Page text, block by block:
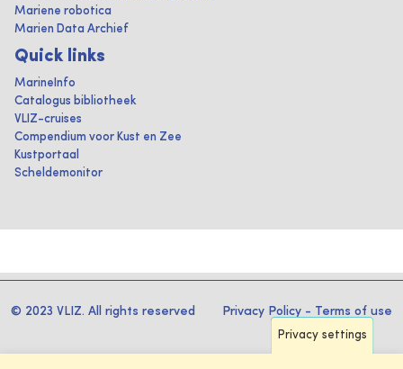
Mariene robotica
Marien Data Archief
Quick links
MarineInfo
Catalogus bibliotheek
VLIZ-cruises
Compendium voor Kust en Zee
Kustportaal
Scheldemonitor
© 2023 VLIZ. All rights reserved Privacy Policy - Terms of use
Privacy settings